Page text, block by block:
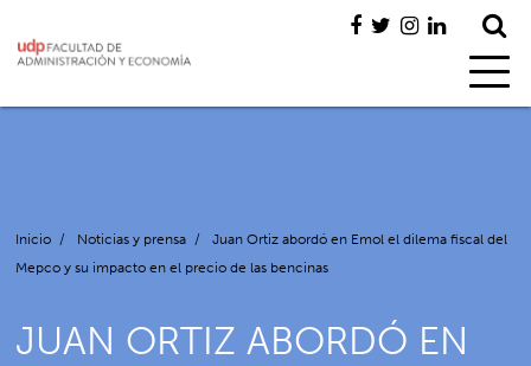
Inicio / Noticias y prensa /
Juan Ortiz abordó en Emol el dilema fiscal del
Mepco y su impacto en el precio de las bencinas
JUAN ORTIZ ABORDÓ EN